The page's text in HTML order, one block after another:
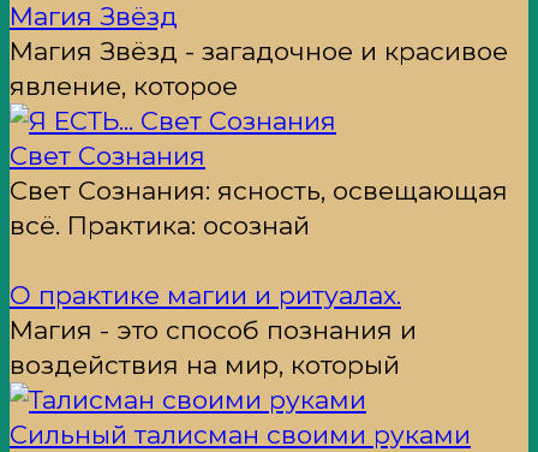
Магия Звёзд
Магия Звёзд - загадочное и красивое
явление, которое
Свет Сознания
Свет Сознания: ясность, освещающая
всё. Практика: осознай
О практике магии и ритуалах.
Магия - это способ познания и
воздействия на мир, который
Сильный талисман своими руками